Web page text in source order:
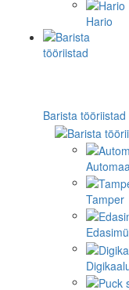
Hario
Barista tööriistad
Tamper